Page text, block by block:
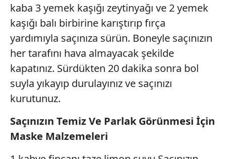
kaba 3 yemek kaşığı zeytinyağı ve 2 yemek
kaşığı balı birbirine karıştırıp fırça
yardımıyla saçınıza sürün. Boneyle saçınızın
her tarafını hava almayacak şekilde
kapatınız. Sürdükten 20 dakika sonra bol
suyla yıkayıp durulayınız ve saçınızı
kurutunuz.
Saçınızın Temiz Ve Parlak Görünmesi İçin
Maske Malzemeleri